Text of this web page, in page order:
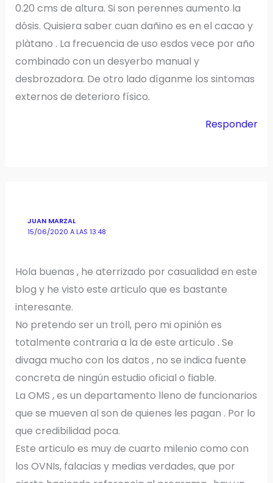
0.20 cms de altura. Si son perennes aumento la
dósis. Quisiera saber cuan dañino es en el cacao y
plàtano . La frecuencia de uso esdos vece por año
combinado con un desyerbo manual y
desbrozadora. De otro lado díganme los sintomas
externos de deterioro físico.
Responder
JUAN MARZAL
15/06/2020 A LAS 13:48
Hola buenas , he aterrizado por casualidad en este
blog y he visto este articulo que es bastante
interesante.
No pretendo ser un troll, pero mi opinión es
totalmente contraria a la de este articulo . Se
divaga mucho con los datos , no se indica fuente
concreta de ningún estudio oficial o fiable.
La OMS , es un departamento lleno de funcionarios
que se mueven al son de quienes les pagan . Por lo
que credibilidad poca.
Este articulo es muy de cuarto milenio como con
los OVNIs, falacias y medias verdades, que por